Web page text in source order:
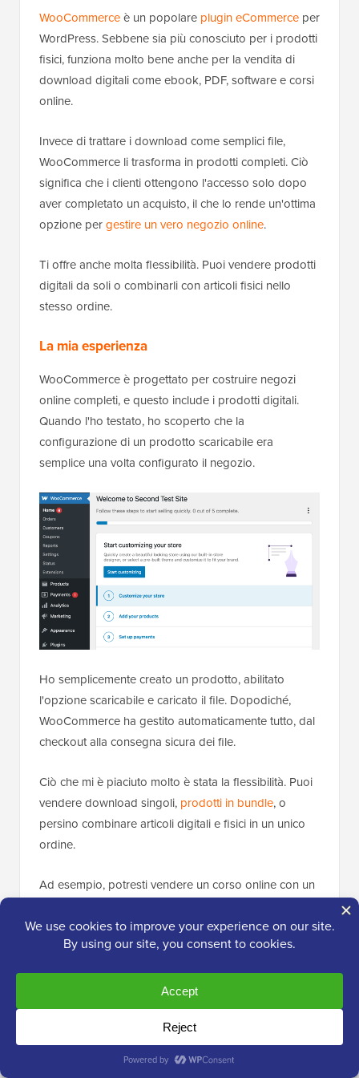
WooCommerceè un popolare plugin eCommerce per
WordPress. Sebbene sia più conosciuto per i prodotti
fisici, funziona molto bene anche per la vendita di
download digitali come ebook, PDF, software e corsi
online.
Invece di trattare i download come semplici file,
WooCommerce li trasforma in prodotti completi. Ciò
significa che i clienti ottengono l'accesso solo dopo
aver completato un acquisto, il che lo rende un'ottima
opzione pergestire un vero negozio online.
Ti offre anche molta flessibilità. Puoi vendere prodotti
digitali da soli o combinarli con articoli fisici nello
stesso ordine.
La mia esperienza
WooCommerce è progettato per costruire negozi
online completi, e questo include i prodotti digitali.
Quando l'ho testato, ho scoperto che la
configurazione di un prodotto scaricabile era
semplice una volta configurato il negozio.
Ho semplicemente creato un prodotto, abilitato
l'opzione scaricabile e caricato il file. Dopodiché,
WooCommerce ha gestito automaticamente tutto, dal
checkout alla consegna sicura dei file.
Ciò che mi è piaciuto molto è stata la flessibilità. Puoi
vendere download singoli, prodotti in bundle, o
persino combinare articoli digitali e fisici in un unico
ordine.
Ad esempio, potresti vendere un corso online con un
separatamente.